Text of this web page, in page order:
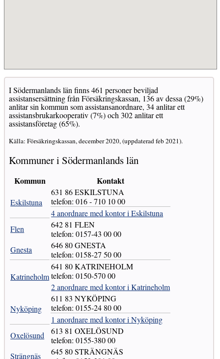
I Södermanlands län finns 461 personer beviljad
assistansersättning från Försäkringskassan, 136 av dessa (29%)
anlitar sin kommun som assistansanordnare, 34 anlitar ett
assistansbrukarkooperativ (7%) och 302 anlitar ett
assistansföretag (65%).
Källa: Försäkringskassan, december 2020, (uppdaterad feb 2021).
Kommuner i Södermanlands län
Kommun Kontakt
Eskilstuna
631 86 ESKILSTUNA
telefon: 016 - 710 10 00
4 anordnare med kontor i Eskilstuna
Flen
642 81 FLEN
telefon: 0157-43 00 00
Gnesta
646 80 GNESTA
telefon: 0158-27 50 00
Katrineholm
641 80 KATRINEHOLM
telefon: 0150-570 00
2 anordnare med kontor i Katrineholm
Nyköping
611 83 NYKÖPING
telefon: 0155-24 80 00
1 anordnare med kontor i Nyköping
Oxelösund
613 81 OXELÖSUND
telefon: 0155-380 00
Strängnäs
645 80 STRÄNGNÄS